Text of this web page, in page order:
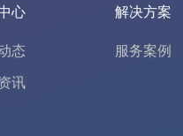
心
态
讯
解决方案
服务案例